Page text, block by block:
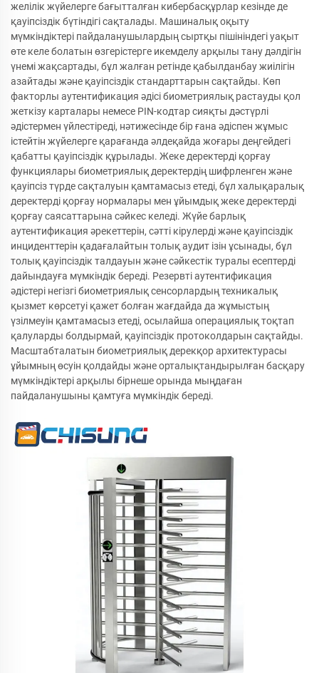
желілік жүйелерге бағытталған кибербасқұрлар кезінде де
қауіпсіздік бүтіндігі сақталады. Машиналық оқыту
мүмкіндіктері пайдаланушылардың сыртқы пішініндегі уақыт
өте келе болатын өзгерістерге икемделу арқылы тану дәлдігін
үнемі жақсартады, бұл жалған ретінде қабылданбау жиілігін
азайтады және қауіпсіздік стандарттарын сақтайды. Көп
факторлы аутентификация әдісі биометриялық растауды қол
жеткізу карталары немесе PIN-кодтар сияқты дәстүрлі
әдістермен үйлестіреді, нәтижесінде бір ғана әдіспен жұмыс
істейтін жүйелерге қарағанда әлдеқайда жоғары деңгейдегі
қабатты қауіпсіздік құрылады. Жеке деректерді қорғау
функциялары биометриялық деректердің шифрленген және
қауіпсіз түрде сақталуын қамтамасыз етеді, бұл халықаралық
деректерді қорғау нормалары мен ұйымдық жеке деректерді
қорғау саясаттарына сәйкес келеді. Жүйе барлық
аутентификация әрекеттерін, сәтті кірулерді және қауіпсіздік
инциденттерін қадағалайтын толық аудит ізін ұсынады, бұл
толық қауіпсіздік талдауын және сәйкестік туралы есептерді
дайындауға мүмкіндік береді. Резервті аутентификация
әдістері негізгі биометриялық сенсорлардың техникалық
қызмет көрсетуі қажет болған жағдайда да жұмыстың
үзілмеуін қамтамасыз етеді, осылайша операциялық тоқтап
қалуларды болдырмай, қауіпсіздік протоколдарын сақтайды.
Масштабталатын биометриялық дерекқор архитектурасы
ұйымның өсуін қолдайды және орталықтандырылған басқару
мүмкіндіктері арқылы бірнеше орында мыңдаған
пайдаланушыны қамтуға мүмкіндік береді.